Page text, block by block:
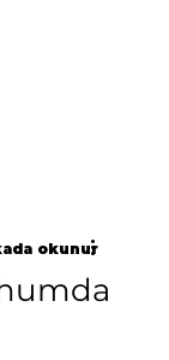
okunur